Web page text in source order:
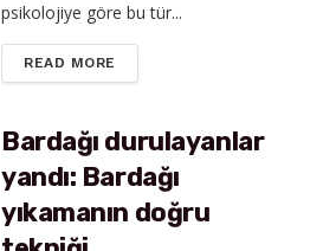
psikolojiye göre bu tür...
READ MORE
Bardağı durulayanlar
yandı: Bardağı
yıkamanın doğru